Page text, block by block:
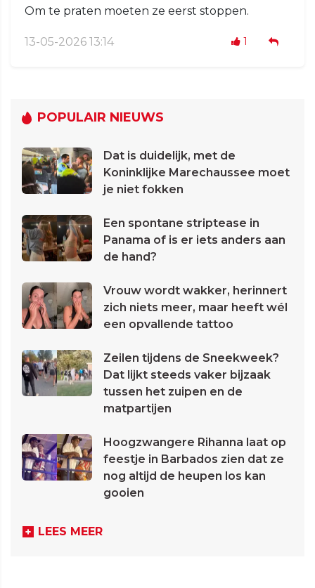
Om te praten moeten ze eerst stoppen.
13-05-2026 13:14 1
POPULAIR NIEUWS
Dat is duidelijk, met de
Koninklijke Marechaussee moet
je niet fokken
Een spontane striptease in
Panama of is er iets anders aan
de hand?
Vrouw wordt wakker, herinnert
zich niets meer, maar heeft wél
een opvallende tattoo
Zeilen tijdens de Sneekweek?
Dat lijkt steeds vaker bijzaak
tussen het zuipen en de
matpartijen
Hoogzwangere Rihanna laat op
feestje in Barbados zien dat ze
nog altijd de heupen los kan
gooien
LEES MEER